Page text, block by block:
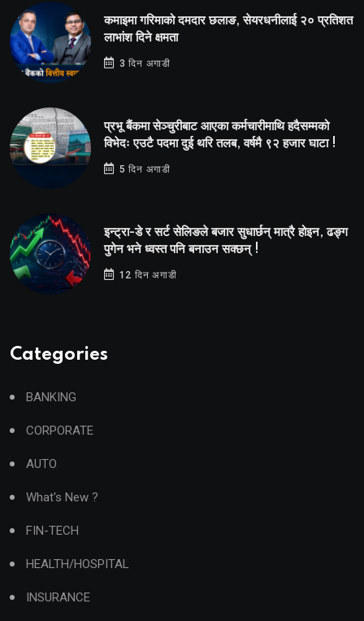
कमाइमा गरिमाको दमदार छलाङ, सेयरधनीलाई २० प्रतिशत
लाभांश दिने क्षमता
3 दिन अगाडी
प्रभू बैंकमा सेञ्चुरीबाट आएका कर्मचारीमाथि हदैसम्मको
विभेदः एउटै पदमा दुई थरि तलब, वर्षमै ९२ हजार घाटा !
5 दिन अगाडी
इन्ट्रा-डे र सर्ट सेलिङले बजार सुधार्छन् मात्रै होइन, ढङ्ग
पुगेन भने ध्वस्त पनि बनाउन सक्छन् !
12 दिन अगाडी
Categories
BANKING
CORPORATE
AUTO
What's New ?
FIN-TECH
HEALTH/HOSPITAL
INSURANCE